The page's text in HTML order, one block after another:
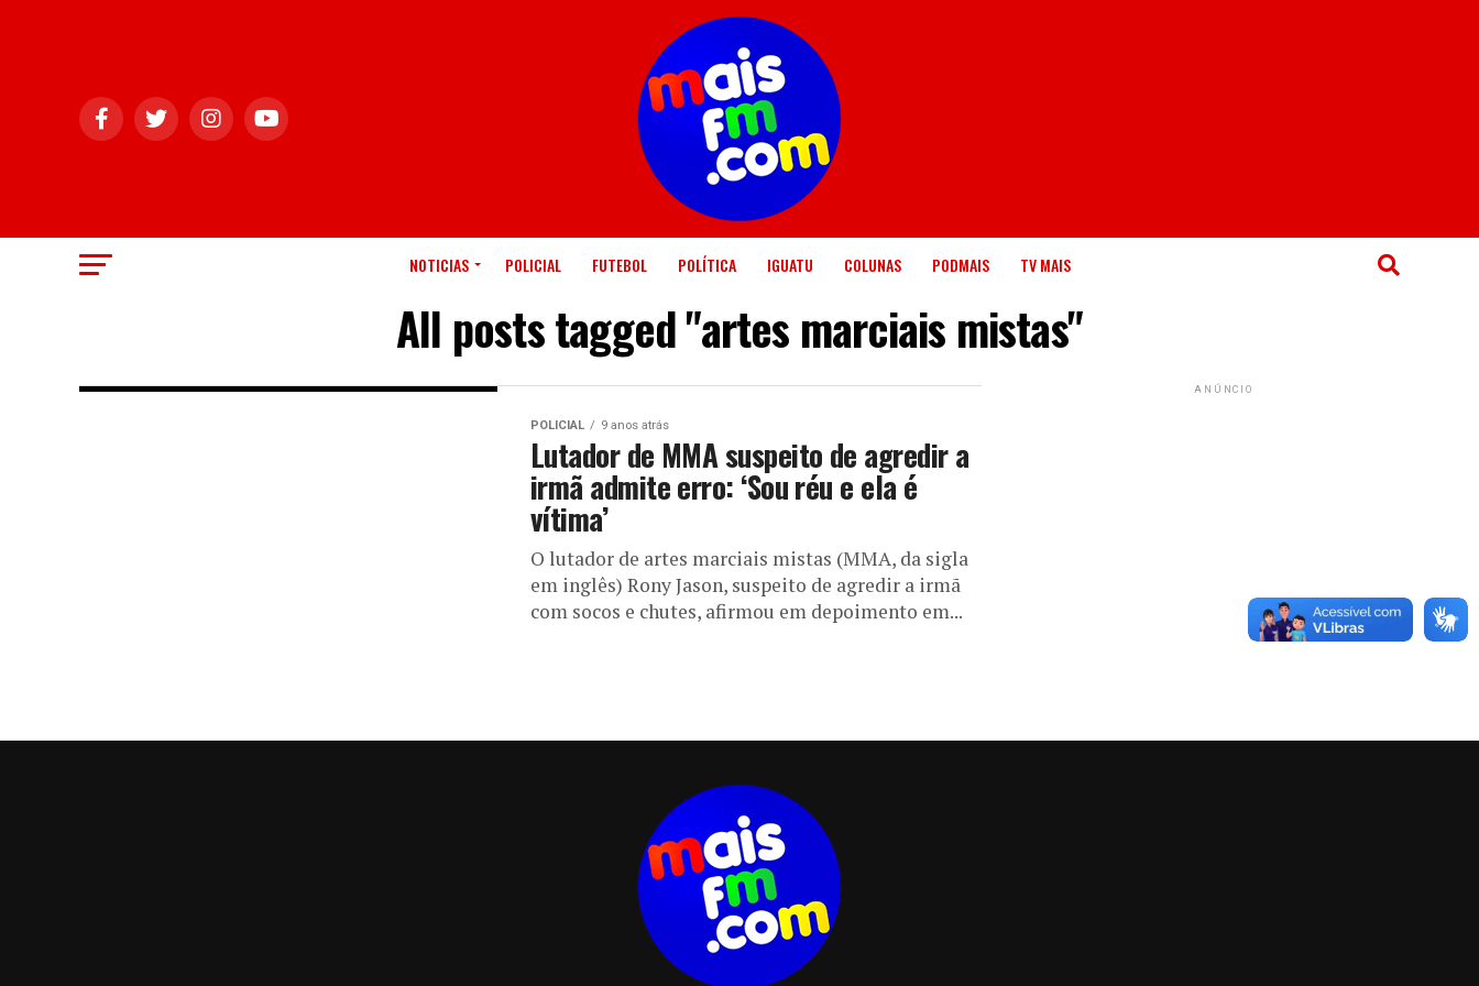
NOTICIAS POLICIAL FUTEBOL POLÍTICA IGUATU COLUNAS PODMAIS TV MAIS
All posts tagged "artes marciais mistas"
POLICIAL 9 anos atrás
Lutador de MMA suspeito de agredir a
irmã admite erro: ‘Sou réu e ela é
vítima’
O lutador de artes marciais mistas (MMA, da sigla
em inglês) Rony Jason, suspeito de agredir a irmã
com socos e chutes, afirmou em depoimento em...
ANÚNCIO